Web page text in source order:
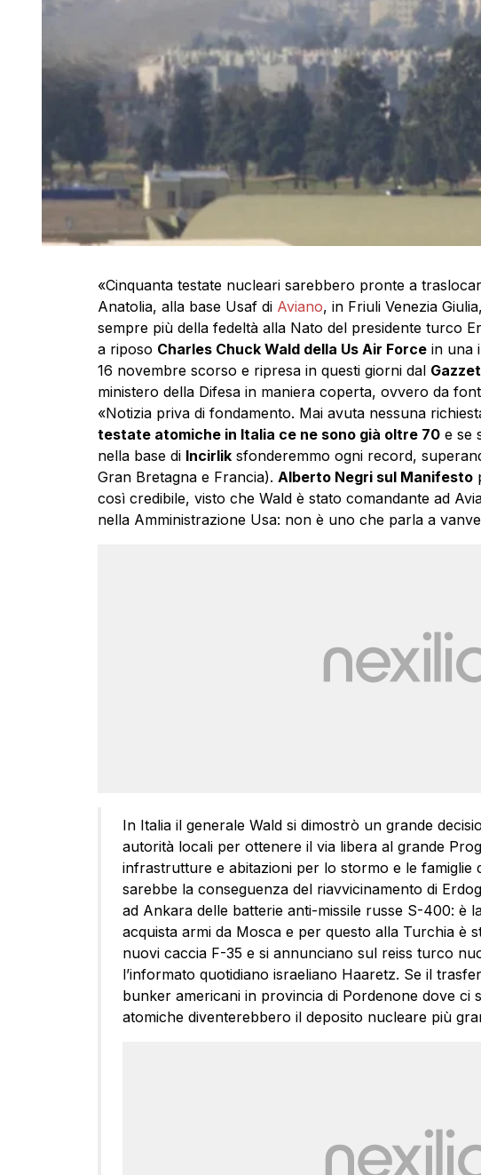
«Cinquanta testate nucleari sarebbero pronte a
Anatolia, alla base Usaf di Aviano, in Friuli Venezia
sempre più della fedeltà alla Nato del presidente turco
a riposo Charles Chuck Wald della Us Air Forcein una
16 novembre scorso e ripresa in questi giorni dal
ministero della Difesa in maniera coperta, ovvero da
«Notizia priva di fondamento. Mai avuta nessuna
testate atomiche in Italia ce ne sono già oltre 70e se
nella base di Incirliksfonderemmo ogni record,
Gran Bretagna e Francia). Alberto Negri sul Manifesto
così credibile, visto che Wald è stato comandante ad
nella Amministrazione Usa: non è uno che parla a
In Italia il generale Wald si dimostrò un grande
autorità locali per ottenere il via libera al grande
infrastrutture e abitazioni per lo stormo e le famiglie
sarebbe la conseguenza del riavvicinamento di
ad Ankara delle batterie anti-missile russe S-400: è
acquista armi da Mosca e per questo alla Turchia è
nuovi caccia F-35 e si annunciano sul reiss turco
l’informato quotidiano israeliano Haaretz. Se il
bunker americani in provincia di Pordenone dove ci
atomiche diventerebbero il deposito nucleare più